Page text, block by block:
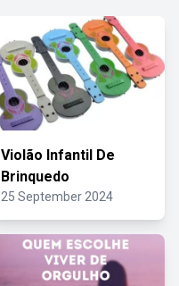
Violão Infantil De
Brinquedo
25 September 2024